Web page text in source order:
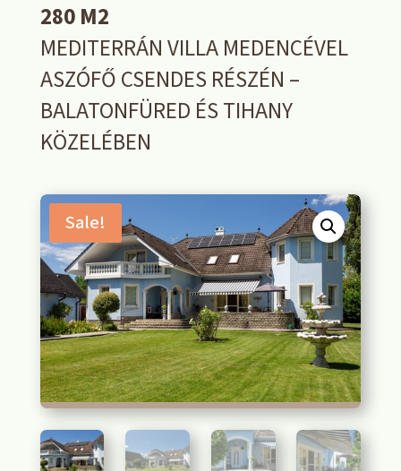
280 M2
MEDITERRÁN VILLA MEDENCÉVEL
ASZÓFŐ CSENDES RÉSZÉN –
BALATONFÜRED ÉS TIHANY
KÖZELÉBEN
Sale!